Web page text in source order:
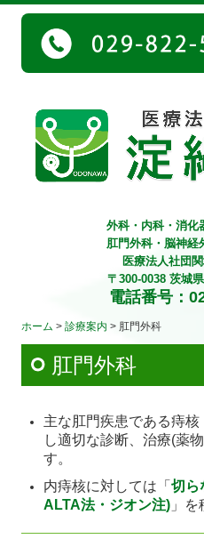
ホーム
診療案内
外科
脳神経外科
消化器内科
呼吸器内科
甲状腺疾患
健康診断
外科・内科・消化
肛門外科・脳神経
医療法人社団
〒300-0038 茨城
電話番号：
ホーム 診療案内 肛門外科
肛門外科
主な肛門疾患である痔
し適切な診断、治療(薬
す。
内痔核に対しては「切ら
ALTA法・ジオン注) 」